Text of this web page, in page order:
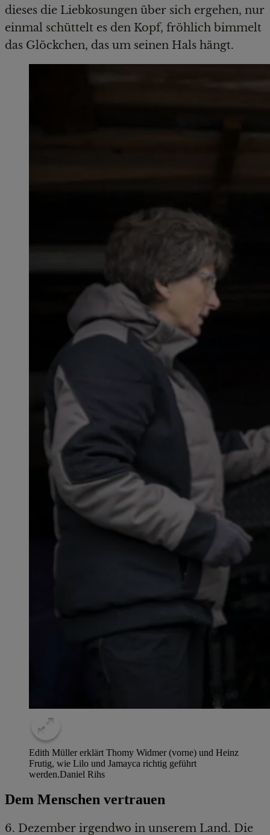
dieses die Liebkosungen über sich ergehen, nur
einmal schüttelt es den Kopf, fröhlich bimmelt
das Glöckchen, das um seinen Hals hängt.
Edith Müller erklärt Thomy Widmer (vorne) und Heinz
Frutig, wie Lilo und Jamayca richtig geführt
werden.Daniel Rihs
Dem Menschen vertrauen
6. Dezember irgendwo in unserem Land. Die